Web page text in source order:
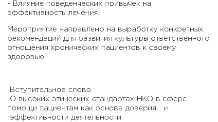
- Влияние поведенческих привычек на
эффективность лечения.
Мероприятие направлено на выработку конкретных
рекомендаций для развития культуры ответственного
отношения хронических пациентов к своему
здоровью.
Вступительное слово.
О высоких этических стандартах НКО в сфере
помощи пациентам как основа доверия и
эффективности деятельности.